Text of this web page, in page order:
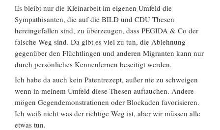
Es bleibt nur die Kleinarbeit im eigenen Umfeld die
Sympathisanten, die auf die BILD und CDU Thesen
hereingefallen sind, zu überzeugen, dass PEGIDA & Co der
falsche Weg sind. Da gibt es viel zu tun, die Ablehnung
gegenüber den Flüchtlingen und anderen Migranten kann nur
durch persönliches Kennenlernen beseitigt werden.
Ich habe da auch kein Patentrezept, außer nie zu schweigen
wenn in meinem Umfeld diese Thesen auftauchen. Andere
mögen Gegendemonstrationen oder Blockaden favorisieren.
Ich weiß nicht was der richtige Weg ist, aber wir müssen alle
etwas tun.